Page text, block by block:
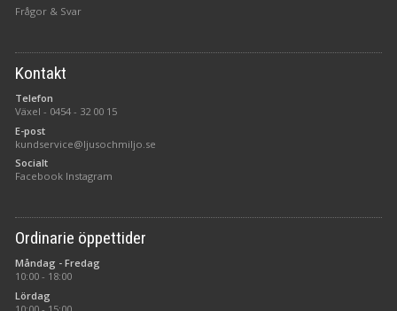
Frågor & Svar
Kontakt
Telefon
Växel - 0454 - 32 00 15
E-post
kundservice@ljusochmiljo.se
Socialt
Facebook Instagram
Ordinarie öppettider
Måndag - Fredag
10:00 - 18:00
Lördag